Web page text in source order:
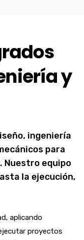
y
ingeniería
para
Nuestro equipo
la ejecución,
aplicando
proyectos